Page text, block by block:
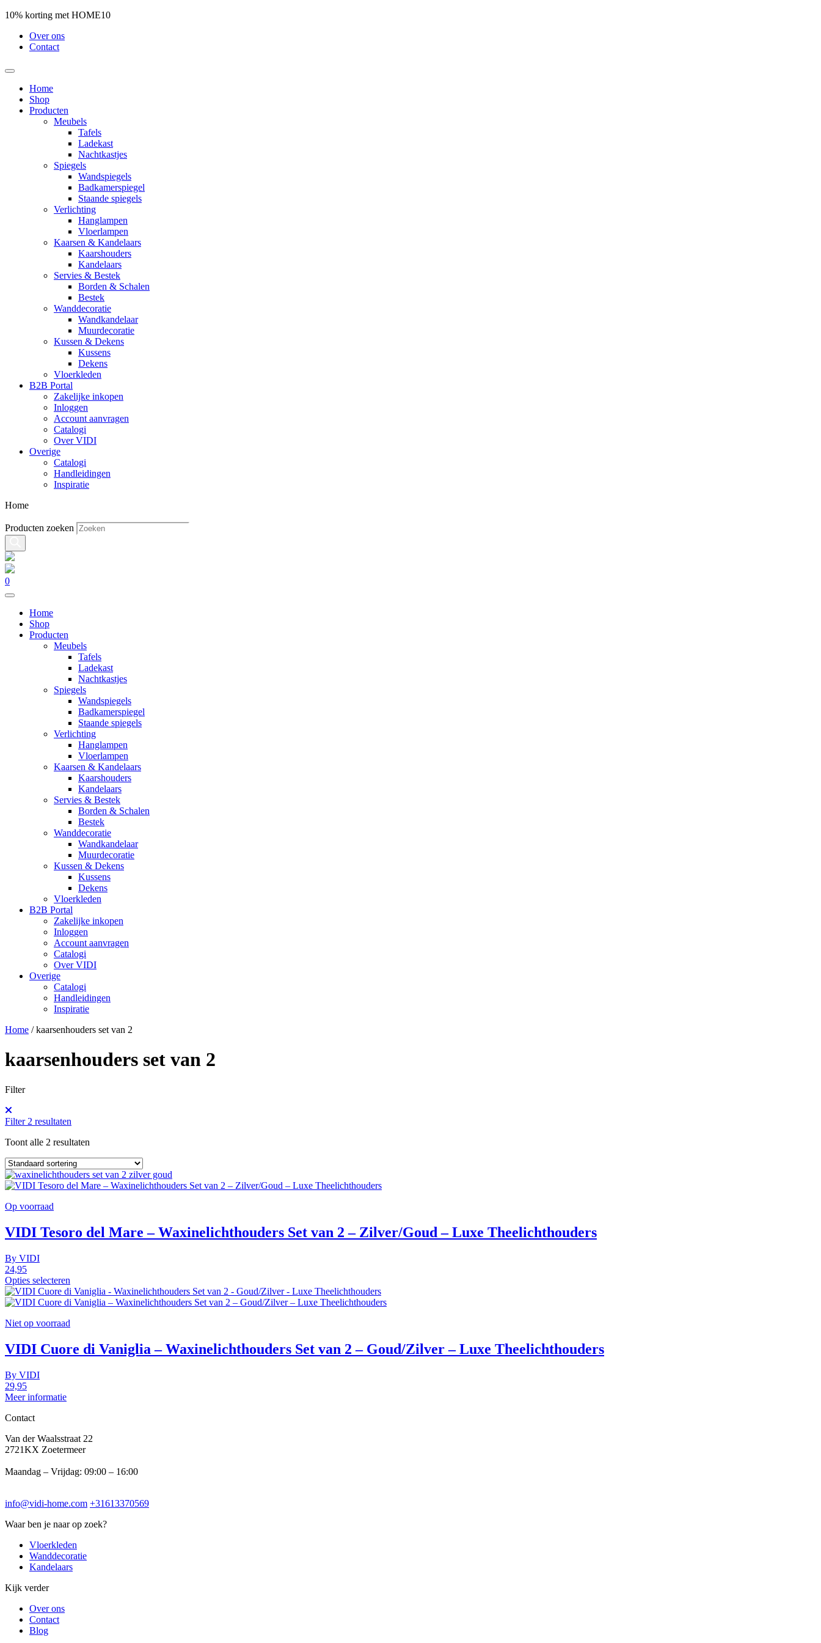
10% korting met HOME10
Over ons
Contact
Home
Shop
Producten
Meubels
Tafels
Ladekast
Nachtkastjes
Spiegels
Wandspiegels
Badkamerspiegel
Staande spiegels
Verlichting
Hanglampen
Vloerlampen
Kaarsen & Kandelaars
Kaarshouders
Kandelaars
Servies & Bestek
Borden & Schalen
Bestek
Wanddecoratie
Wandkandelaar
Muurdecoratie
Kussen & Dekens
Kussens
Dekens
Vloerkleden
B2B Portal
Zakelijke inkopen
Inloggen
Account aanvragen
Catalogi
Over VIDI
Overige
Catalogi
Handleidingen
Inspiratie
Home
Producten zoeken
0
Home
Shop
Producten
Meubels
Tafels
Ladekast
Nachtkastjes
Spiegels
Wandspiegels
Badkamerspiegel
Staande spiegels
Verlichting
Hanglampen
Vloerlampen
Kaarsen & Kandelaars
Kaarshouders
Kandelaars
Servies & Bestek
Borden & Schalen
Bestek
Wanddecoratie
Wandkandelaar
Muurdecoratie
Kussen & Dekens
Kussens
Dekens
Vloerkleden
B2B Portal
Zakelijke inkopen
Inloggen
Account aanvragen
Catalogi
Over VIDI
Overige
Catalogi
Handleidingen
Inspiratie
Home /kaarsenhouders set van 2
kaarsenhouders set van 2
Filter
Filter 2 resultaten
Toont alle 2 resultaten
Op voorraad
VIDI Tesoro del Mare – Waxinelichthouders Set van 2 – Zilver/Goud – Luxe Theelichthouders
By VIDI
24,95
Opties selecteren
Niet op voorraad
VIDI Cuore di Vaniglia – Waxinelichthouders Set van 2 – Goud/Zilver – Luxe Theelichthouders
By VIDI
29,95
Meer informatie
Contact
Van der Waalsstraat 22
2721KX Zoetermeer
Maandag – Vrijdag: 09:00 – 16:00
info@vidi-home.com +31613370569
Waar ben je naar op zoek?
Vloerkleden
Wanddecoratie
Kandelaars
Kijk verder
Over ons
Contact
Blog